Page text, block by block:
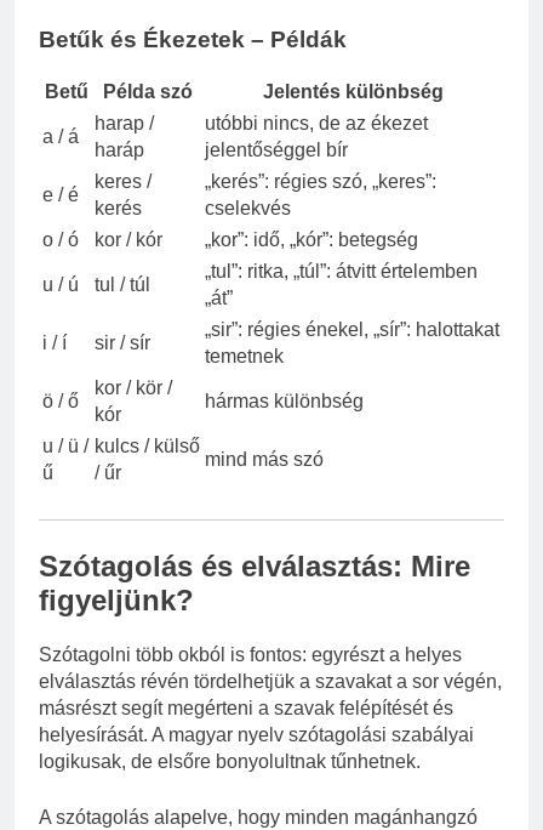
Betűk és Ékezetek – Példák
Betű Példa szó Jelentés különbség
a / á
harap /
haráp
utóbbi nincs, de az ékezet
jelentőséggel bír
e / é
keres /
kerés
„kerés”: régies szó, „keres”:
cselekvés
o / ó
kor / kór „kor”: idő, „kór”: betegség
u / ú tul / túl
„tul”: ritka, „túl”: átvitt értelemben
„át”
i / í sir / sír
„sir”: régies énekel, „sír”: halottakat
temetnek
ö / ő
kor / kör /
kór
hármas különbség
u / ü /
ű
kulcs / külső
/ űr
mind más szó
Szótagolás és elválasztás: Mire
figyeljünk?
Szótagolni több okból is fontos: egyrészt a helyes
elválasztás révén tördelhetjük a szavakat a sor végén,
másrészt segít megérteni a szavak felépítését és
helyesírását. A magyar nyelv szótagolási szabályai
logikusak, de elsőre bonyolultnak tűnhetnek.
A szótagolás alapelve, hogy minden magánhangzó